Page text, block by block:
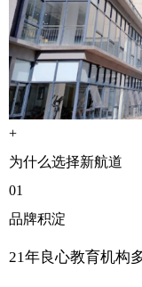
+
为什么选择新航道
01
品牌积淀
21年良心教育机构